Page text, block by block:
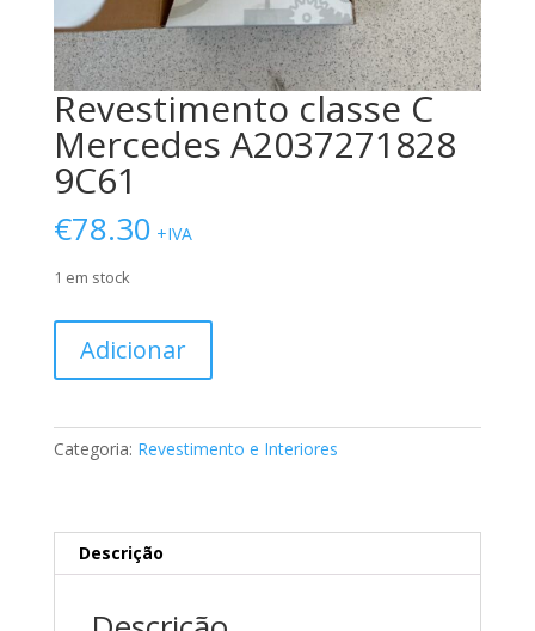
Revestimento classe C
Mercedes A2037271828
9C61
€78.30 +IVA
1 em stock
Revestimento
C
Adicionar
Categoria: Revestimento e Interiores
Descrição